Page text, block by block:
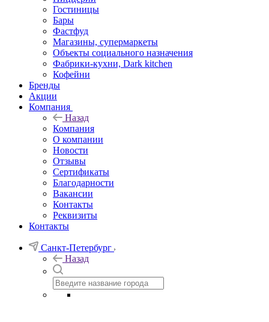
Гостиницы
Бары
Фастфуд
Магазины, супермаркеты
Объекты социального назначения
Фабрики-кухни, Dark kitchen
Кофейни
Бренды
Акции
Компания
Назад
Компания
О компании
Новости
Отзывы
Сертификаты
Благодарности
Вакансии
Контакты
Реквизиты
Контакты
Санкт-Петербург
Назад